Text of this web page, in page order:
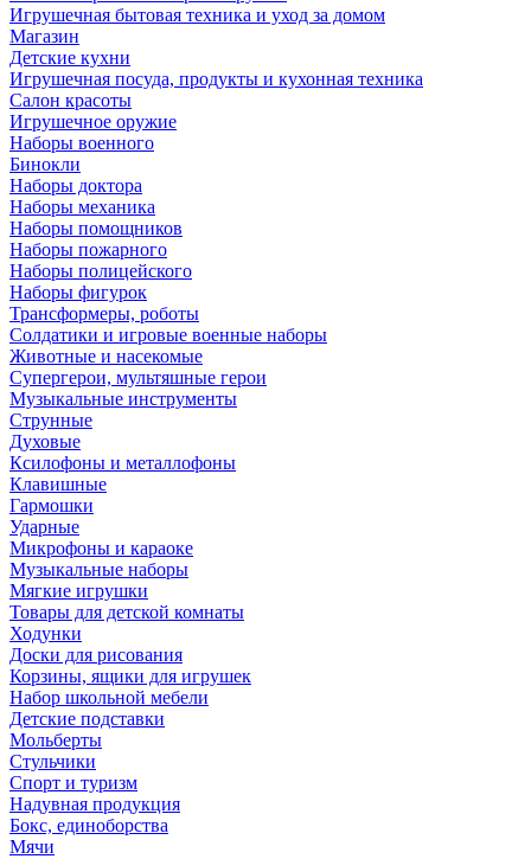
Игрушечная бытовая техника и уход за домом
Магазин
Детские кухни
Игрушечная посуда, продукты и кухонная техника
Салон красоты
Игрушечное оружие
Наборы военного
Бинокли
Наборы доктора
Наборы механика
Наборы помощников
Наборы пожарного
Наборы полицейского
Наборы фигурок
Трансформеры, роботы
Солдатики и игровые военные наборы
Животные и насекомые
Супергерои, мультяшные герои
Музыкальные инструменты
Струнные
Духовые
Ксилофоны и металлофоны
Клавишные
Гармошки
Ударные
Микрофоны и караоке
Музыкальные наборы
Мягкие игрушки
Товары для детской комнаты
Ходунки
Доски для рисования
Корзины, ящики для игрушек
Набор школьной мебели
Детские подставки
Мольберты
Стульчики
Спорт и туризм
Надувная продукция
Бокс, единоборства
Мячи